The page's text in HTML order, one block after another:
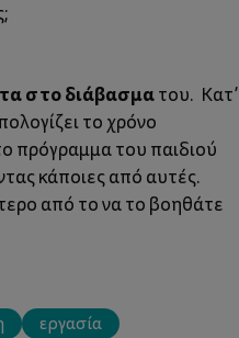
στο διάβασματου. Κατ’
το χρόνο
πρόγραμμα του παιδιού
κάποιες από αυτές.
από το να το βοηθάτε
εργασία